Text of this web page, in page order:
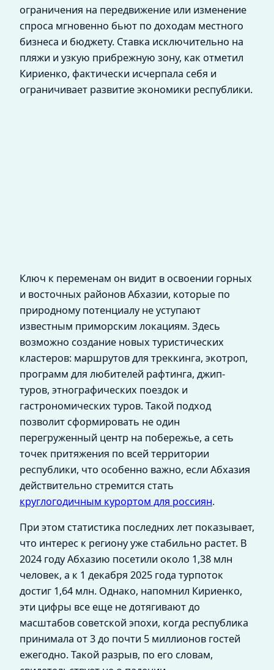
ограничения на передвижение или изменение
спроса мгновенно бьют по доходам местного
бизнеса и бюджету. Ставка исключительно на
пляжи и узкую прибрежную зону, как отметил
Кириенко, фактически исчерпала себя и
ограничивает развитие экономики республики.
Ключ к переменам он видит в освоении горных
и восточных районов Абхазии, которые по
природному потенциалу не уступают
известным приморским локациям. Здесь
возможно создание новых туристических
кластеров: маршрутов для треккинга, экотроп,
программ для любителей рафтинга, джип-
туров, этнографических поездок и
гастрономических туров. Такой подход
позволит сформировать не один
перегруженный центр на побережье, а сеть
точек притяжения по всей территории
республики, что особенно важно, если Абхазия
действительно стремится стать
круглогодичным курортом для россиян.
При этом статистика последних лет показывает,
что интерес к региону уже стабильно растет. В
2024 году Абхазию посетили около 1,38 млн
человек, а к 1 декабря 2025 года турпоток
достиг 1,64 млн. Однако, напомнил Кириенко,
эти цифры все еще не дотягивают до
масштабов советской эпохи, когда республика
принимала от 3 до почти 5 миллионов гостей
ежегодно. Такой разрыв, по его словам,